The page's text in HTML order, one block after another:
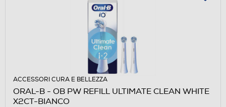
ACCESSORI CURA E BELLEZZA
ORAL-B - OB PW REFILL ULTIMATE CLEAN WHITE
X2CT-BIANCO